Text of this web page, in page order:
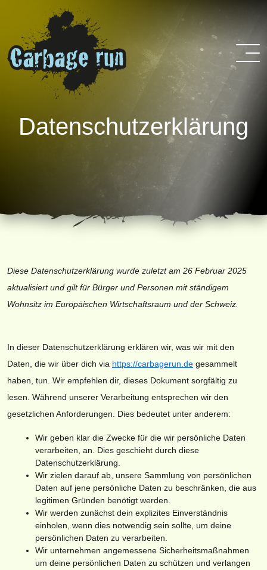
Datenschutzerklärung
Diese Datenschutzerklärung wurde zuletzt am 26 Februar 2025
aktualisiert und gilt für Bürger und Personen mit ständigem
Wohnsitz im Europäischen Wirtschaftsraum und der Schweiz.
In dieser Datenschutzerklärung erklären wir, was wir mit den
Daten, die wir über dich via https://carbagerun.de gesammelt
haben, tun. Wir empfehlen dir, dieses Dokument sorgfältig zu
lesen. Während unserer Verarbeitung entsprechen wir den
gesetzlichen Anforderungen. Dies bedeutet unter anderem:
Wir geben klar die Zwecke für die wir persönliche Daten
verarbeiten, an. Dies geschieht durch diese
Datenschutzerklärung.
Wir zielen darauf ab, unsere Sammlung von persönlichen
Daten auf jene persönliche Daten zu beschränken, die aus
legitimen Gründen benötigt werden.
Wir werden zunächst dein explizites Einverständnis
einholen, wenn dies notwendig sein sollte, um deine
persönlichen Daten zu verarbeiten.
Wir unternehmen angemessene Sicherheitsmaßnahmen
um deine persönlichen Daten zu schützen und verlangen